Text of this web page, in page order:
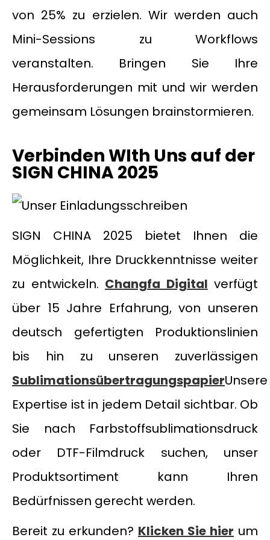
von 25% zu erzielen. Wir werden auch
Mini-Sessions zu Workflows
veranstalten. Bringen Sie Ihre
Herausforderungen mit und wir werden
gemeinsam Lösungen brainstormieren.
VerbindenWIth Uns auf der
SIGN CHINA 2025
SIGN CHINA 2025 bietet Ihnen die
Möglichkeit, Ihre Druckkenntnisse weiter
zu entwickeln. Changfa Digital verfügt
über 15 Jahre Erfahrung, von unseren
deutsch gefertigten Produktionslinien
bis hin zu unseren zuverlässigen
SublimationsübertragungspapierUnsere
Expertise ist in jedem Detail sichtbar. Ob
Sie nach Farbstoffsublimationsdruck
oder DTF-Filmdruck suchen, unser
Produktsortiment kann Ihren
Bedürfnissen gerecht werden.
Bereit zu erkunden? Klicken Sie hier um